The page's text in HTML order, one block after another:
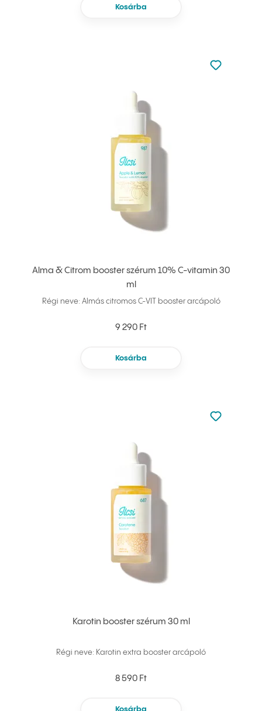
Kosárba
Alma & Citrom booster szérum 10% C-vitamin 30
ml
Régi neve: Almás citromos C-VIT booster arcápoló
9 290 Ft
Kosárba
Nincsen
Hozzáadás
Karotin booster szérum 30 ml
Régi neve: Karotin extra booster arcápoló
8 590 Ft
Kosárba
Nincsen
Hozzáadás